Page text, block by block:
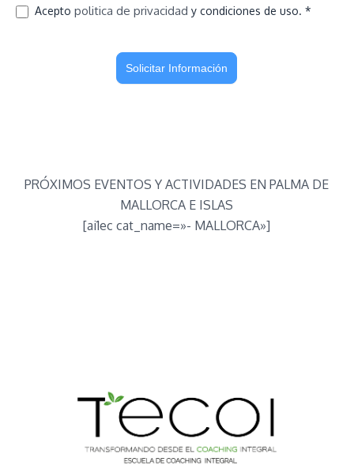
Aceptopolitica de privacidady condiciones de uso. *
PRÓXIMOS EVENTOS Y ACTIVIDADES EN PALMA DE
MALLORCA E ISLAS
[ai1ec cat_name=»- MALLORCA»]